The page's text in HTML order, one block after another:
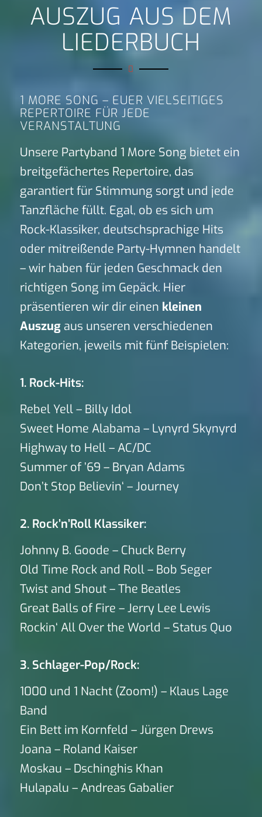
AUSZUG AUS DEM
LIEDERBUCH
1 MORE SONG – EUER VIELSEITIGES
REPERTOIRE FÜR JEDE
VERANSTALTUNG
Unsere Partyband 1 More Song bietet ein
breitgefächertes Repertoire, das
garantiert für Stimmung sorgt und jede
Tanzfläche füllt. Egal, ob es sich um
Rock-Klassiker, deutschsprachige Hits
oder mitreißende Party-Hymnen handelt
– wir haben für jeden Geschmack den
richtigen Song im Gepäck. Hier
präsentieren wir dir einen kleinen
Auszugaus unseren verschiedenen
Kategorien, jeweils mit fünf Beispielen:
1. Rock-Hits:
Rebel Yell – Billy Idol
Sweet Home Alabama – Lynyrd Skynyrd
Highway to Hell – AC/DC
Summer of ’69 – Bryan Adams
Don’t Stop Believin‘ – Journey
2. Rock’n’Roll Klassiker:
Johnny B. Goode – Chuck Berry
Old Time Rock and Roll – Bob Seger
Twist and Shout – The Beatles
Great Balls of Fire – Jerry Lee Lewis
Rockin‘ All Over the World – Status Quo
3. Schlager-Pop/Rock:
1000 und 1 Nacht (Zoom!) – Klaus Lage
Band
Ein Bett im Kornfeld – Jürgen Drews
Joana – Roland Kaiser
Moskau – Dschinghis Khan
Hulapalu – Andreas Gabalier